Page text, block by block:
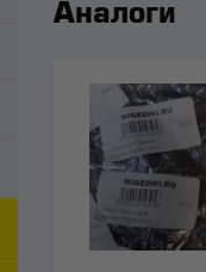
Аналоги